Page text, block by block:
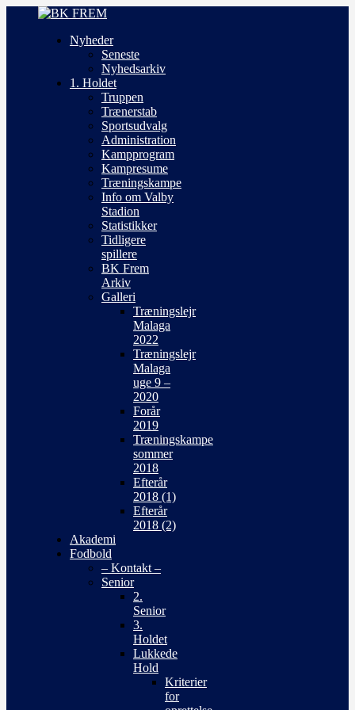
Nyheder
Seneste
Nyhedsarkiv
1. Holdet
Truppen
Trænerstab
Sportsudvalg
Administration
Kampprogram
Kampresume
Træningskampe
Info om Valby
Stadion
Statistikker
Tidligere
spillere
BK Frem
Arkiv
Galleri
Træningslejr
Malaga
2022
Træningslejr
Malaga
uge 9 –
2020
Forår
2019
Træningskampe
sommer
2018
Efterår
2018 (1)
Efterår
2018 (2)
Akademi
Fodbold
– Kontakt –
Senior
2.
Senior
3.
Holdet
Lukkede
Hold
Kriterier
for